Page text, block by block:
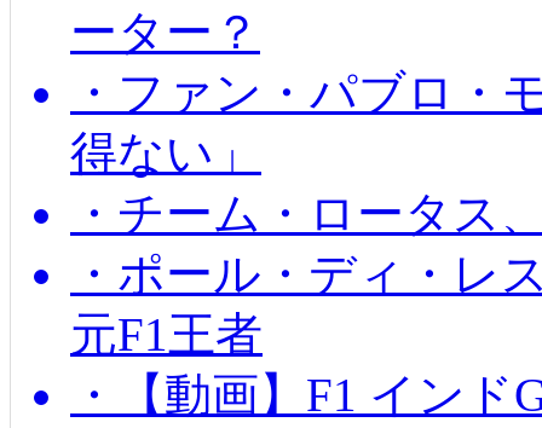
ーター？
・ファン・パブロ・
得ない」
・チーム・ロータス
・ポール・ディ・レ
元F1王者
・【動画】F1 イン